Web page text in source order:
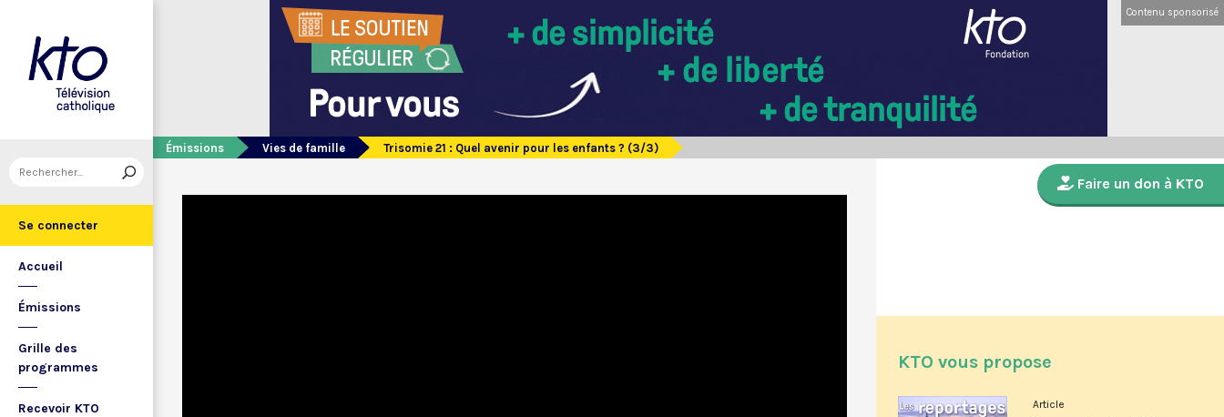
Se connecter
Accueil
Émissions
Grille des
programmes
Recevoir KTO
Contenu sponsorisé
Émissions Vies de famille Trisomie 21 : Quel avenir pour les enfants ? (3/3)
Faire un don à KTO
KTO vous propose
Article